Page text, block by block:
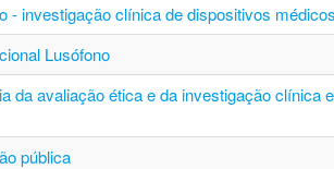
- investigação clínica de dispositivos médicos
Lusófono
da avaliação ética e da investigação clínica
pública